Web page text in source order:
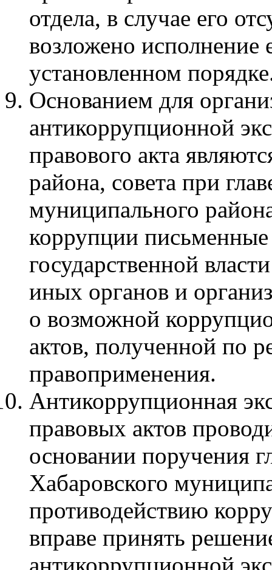
отдела, в случае его
возложено исполнение
установленном
Основанием для
антикоррупционной
правового акта
района, совета при
муниципального
коррупции
государственной
иных органов и
о возможной
актов, полученной по
правоприменения.
Антикоррупционная
правовых актов
основании поручения
Хабаровского
противодействию
вправе принять
антикоррупционной